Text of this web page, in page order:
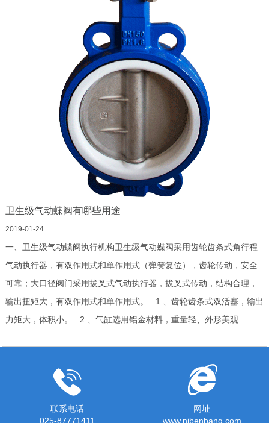
卫生级气动蝶阀有哪些用途
2019-01-24
一、卫生级气动蝶阀执行机构卫生级气动蝶阀采用齿轮齿条式角行程
气动执行器，有双作用式和单作用式（弹簧复位），齿轮传动，安全
可靠；大口径阀门采用拔叉式气动执行器，拔叉式传动，结构合理，
输出扭矩大，有双作用式和单作用式。 1 、齿轮齿条式双活塞，输出
力矩大，体积小。 2 、气缸选用铝金材料，重量轻、外形美观..
联系电话
025-87771411
网址
www.njbenbang.com